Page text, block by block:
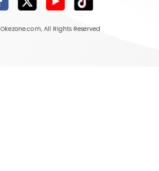
Okezone.com, All Rights Reserved